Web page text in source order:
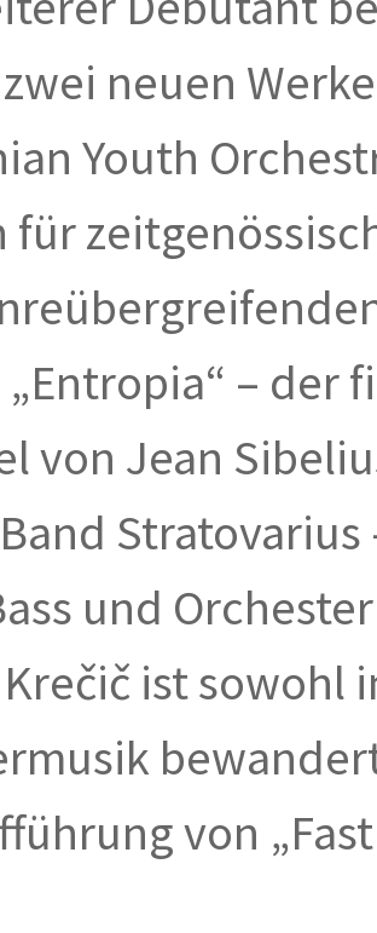
neuen
Youth
für
„Entropia“ – der
von Jean
und
ist sowohl
von